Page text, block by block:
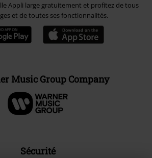
Appli large gratuitement et profitez de tous
et de toutes ses fonctionnalités.
Music Group Company
Sécurité